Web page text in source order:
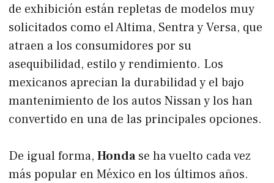
de exhibición están repletas de modelos muy
solicitados como el Altima, Sentra y Versa, que
atraen a los consumidores por su
asequibilidad, estilo y rendimiento. Los
mexicanos aprecian la durabilidad y el bajo
mantenimiento de los autos Nissan y los han
convertido en una de las principales opciones.
De igual forma, Hondase ha vuelto cada vez
más popular en México en los últimos años.